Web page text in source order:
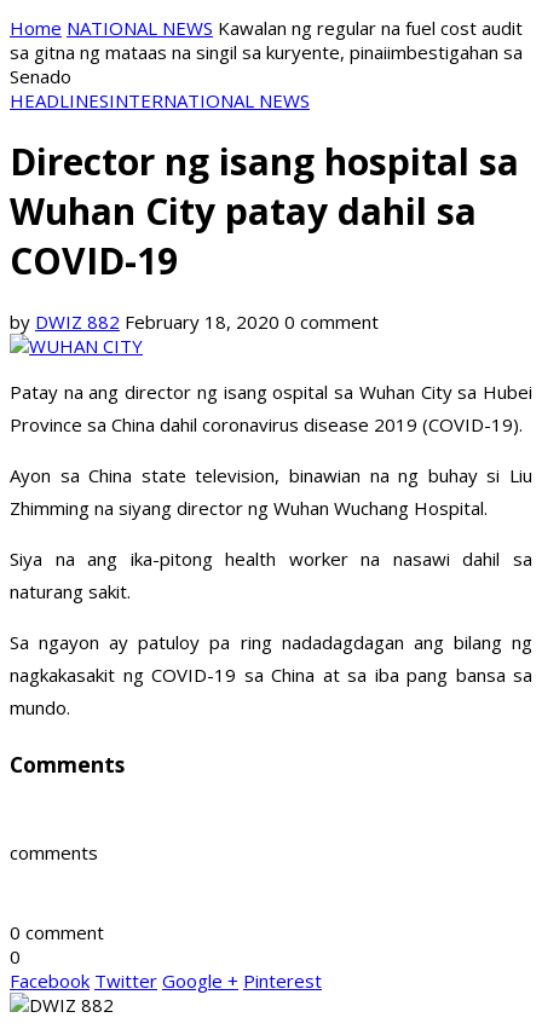
Home NATIONAL NEWS Kawalan ng regular na fuel cost audit
sa gitna ng mataas na singil sa kuryente, pinaiimbestigahan sa
Senado
HEADLINESINTERNATIONAL NEWS
Director ng isang hospital sa
Wuhan City patay dahil sa
COVID-19
by DWIZ 882 February 18, 2020 0 comment
Patay na ang director ng isang ospital sa Wuhan City sa Hubei
Province sa China dahil coronavirus disease 2019 (COVID-19).
Ayon sa China state television, binawian na ng buhay si Liu
Zhimming na siyang director ng Wuhan Wuchang Hospital.
Siya na ang ika-pitong health worker na nasawi dahil sa
naturang sakit.
Sa ngayon ay patuloy pa ring nadadagdagan ang bilang ng
nagkakasakit ng COVID-19 sa China at sa iba pang bansa sa
mundo.
Comments
comments
0 comment
0
Facebook Twitter Google + Pinterest